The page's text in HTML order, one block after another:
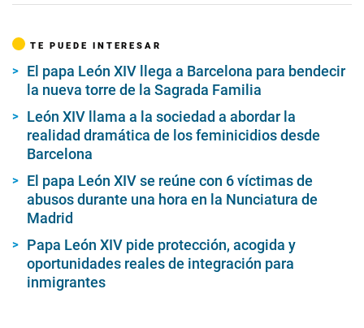
TE PUEDE INTERESAR
El papa León XIV llega a Barcelona para bendecir
la nueva torre de la Sagrada Familia
León XIV llama a la sociedad a abordar la
realidad dramática de los feminicidios desde
Barcelona
El papa León XIV se reúne con 6 víctimas de
abusos durante una hora en la Nunciatura de
Madrid
Papa León XIV pide protección, acogida y
oportunidades reales de integración para
inmigrantes